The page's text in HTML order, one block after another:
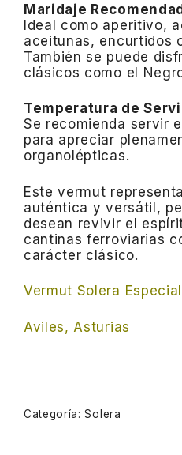
Maridaje
Ideal como aperitivo,
aceitunas, encurtidos
También se puede
clásicos como el
Temperatura de
Se recomienda servir
para apreciar
organolépticas.
Este vermut
auténtica y versátil,
desean revivir el
cantinas ferroviarias
carácter clásico.
Vermut Solera Especial
Aviles, Asturias
Categoría:Solera